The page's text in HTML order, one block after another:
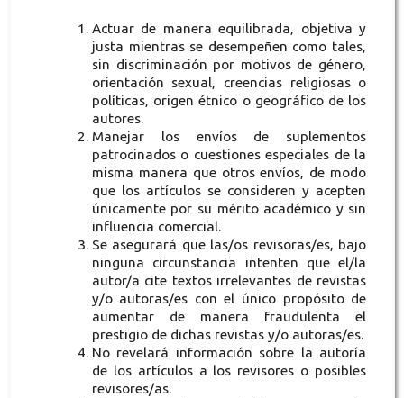
Actuar de manera equilibrada, objetiva y
justa mientras se desempeñen como tales,
sin discriminación por motivos de género,
orientación sexual, creencias religiosas o
políticas, origen étnico o geográfico de los
autores.
Manejar los envíos de suplementos
patrocinados o cuestiones especiales de la
misma manera que otros envíos, de modo
que los artículos se consideren y acepten
únicamente por su mérito académico y sin
influencia comercial.
Se asegurará que las/os revisoras/es, bajo
ninguna circunstancia intenten que el/la
autor/a cite textos irrelevantes de revistas
y/o autoras/es con el único propósito de
aumentar de manera fraudulenta el
prestigio de dichas revistas y/o autoras/es.
No revelará información sobre la autoría
de los artículos a los revisores o posibles
revisores/as.